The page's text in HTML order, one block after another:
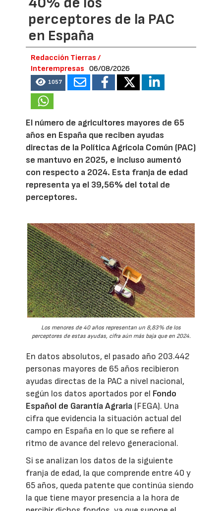
perceptores de la PAC
en España
Redacción Tierras /
Interempresas
06/08/2026
1057
El número de agricultores mayores de 65
años en España que reciben ayudas
directas de la Política Agrícola Común (PAC)
se mantuvo en 2025, e incluso aumentó
con respecto a 2024. Esta franja de edad
representa ya el 39,56% del total de
perceptores.
Los menores de 40 años representan un 8,83% de los
perceptores de estas ayudas, cifra aún más baja que en 2024.
En datos absolutos, el pasado año 203.442
personas mayores de 65 años recibieron
ayudas directas de la PAC a nivel nacional,
según los datos aportados por el Fondo
Español de Garantía Agraria (FEGA). Una
cifra que evidencia la situación actual del
campo en España en lo que se refiere al
ritmo de avance del relevo generacional.
Si se analizan los datos de la siguiente
franja de edad, la que comprende entre 40 y
65 años, queda patente que continúa siendo
la que tiene mayor presencia a la hora de